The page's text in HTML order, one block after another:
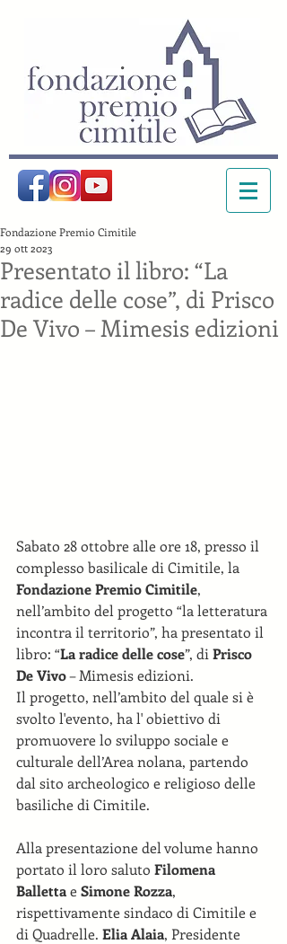
Presentato il libro: “La
radice delle cose”, di Prisco
De Vivo – Mimesis edizioni
Fondazione Premio Cimitile
29 ott 2023
Sabato 28 ottobre alle ore 18, presso il
complesso basilicale di Cimitile, la
Fondazione Premio Cimitile,
nell’ambito del progetto “la letteratura
incontra il territorio”, ha presentato il
libro: “La radice delle cose”, di Prisco
De Vivo – Mimesis edizioni.
Il progetto, nell’ambito del quale si è
svolto l'evento, ha l' obiettivo di
promuovere lo sviluppo sociale e
culturale dell’Area nolana, partendo
dal sito archeologico e religioso delle
basiliche di Cimitile.
Alla presentazione del volume hanno
portato il loro saluto Filomena
Balletta e Simone Rozza,
rispettivamente sindaco di Cimitile e
di Quadrelle. Elia Alaia, Presidente